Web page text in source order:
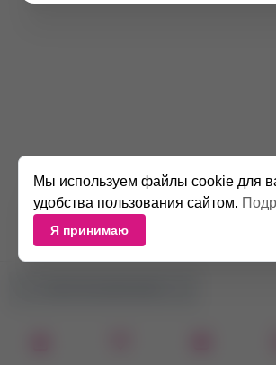
Мы используем файлы cookie для
удобства пользования сайтом.
Я принимаю